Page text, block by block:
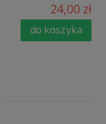
24,00 zł
do koszyka